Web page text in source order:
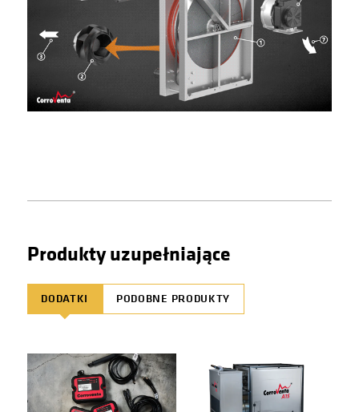
Produkty uzupełniające
DODATKI PODOBNE PRODUKTY